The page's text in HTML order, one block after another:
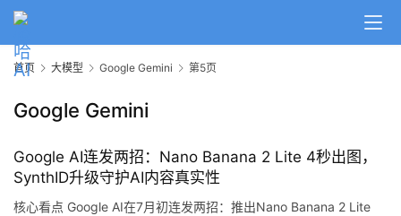
首页 大模型 Google Gemini 第5页
Google Gemini
Google AI连发两招：Nano Banana 2 Lite 4秒出图，
SynthID升级守护AI内容真实性
核心看点 Google AI在7月初连发两招：推出Nano Banana 2 Lite